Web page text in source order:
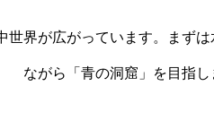
世界が広がっています。まず
ながら「青の洞窟」を目指し